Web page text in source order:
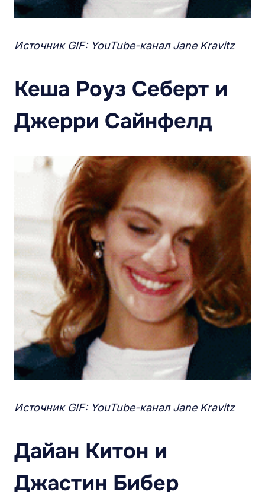
Источник GIF: YouTube-канал Jane Kravitz
Кеша Роуз Себерт и
Джерри Сайнфелд
Источник GIF: YouTube-канал Jane Kravitz
Дайан Китон и
Джастин Бибер